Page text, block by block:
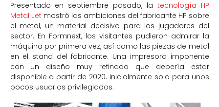
Presentado en septiembre pasado, la tecnología HP
Metal Jet mostró las ambiciones del fabricante HP sobre
el metal, un material decisivo para los jugadores del
sector. En Formnext, los visitantes pudieron admirar la
máquina por primera vez, así como las piezas de metal
en el stand del fabricante. Una impresora imponente
con un diseño muy refinado que debería estar
disponible a partir de 2020. Inicialmente solo para unos
pocos usuarios privilegiados.